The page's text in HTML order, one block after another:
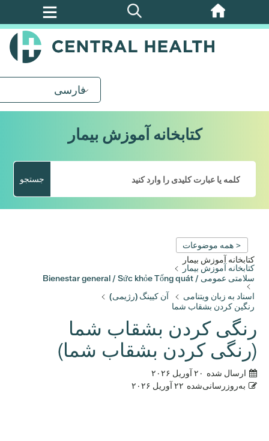
پرش
فارسی
کتابخانه آموزش بیمار
جستجو
< همه موضوعات
کتابخانه آموزش بیمار
کتابخانه آموزش بیمار
سلامتی عمومی / Bienestar general / Sức khỏe Tổng quát
اسناد به زبان ویتنامی
آن کیینگ (رژیمی)
رنگین کردن بشقاب شما
رنگی کردن بشقاب شما
(رنگی کردن بشقاب شما)
ارسال شده ۲۰ آوریل ۲۰۲۶
به‌روزرسانی‌شده ۲۲ آوریل ۲۰۲۶